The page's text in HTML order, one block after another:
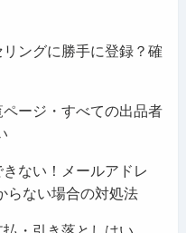
ングに勝手に登録？確
ージ・すべての出品者
ない！メールアドレ
らない場合の対処法